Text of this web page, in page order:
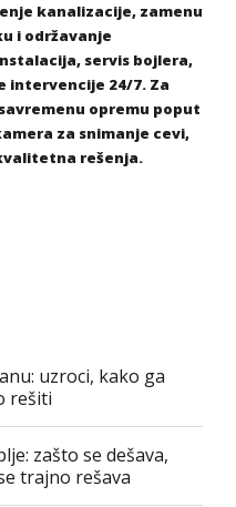
kanalizacije, zamenu
i održavanje
servis bojlera,
intervencije 24/7. Za
opremu poput
za snimanje cevi,
rešenja.
uzroci, kako ga
rešiti
zašto se dešava,
trajno rešava